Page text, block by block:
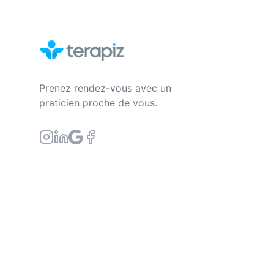
Prenez rendez-vous avec un
praticien proche de vous.